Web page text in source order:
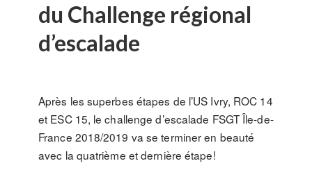
du Challenge régional
d’escalade
Après les superbes étapes de l’US Ivry, ROC 14
et ESC 15, le challenge d’escalade FSGT Île-de-
France 2018/2019 va se terminer en beauté
avec la quatrième et dernière étape!